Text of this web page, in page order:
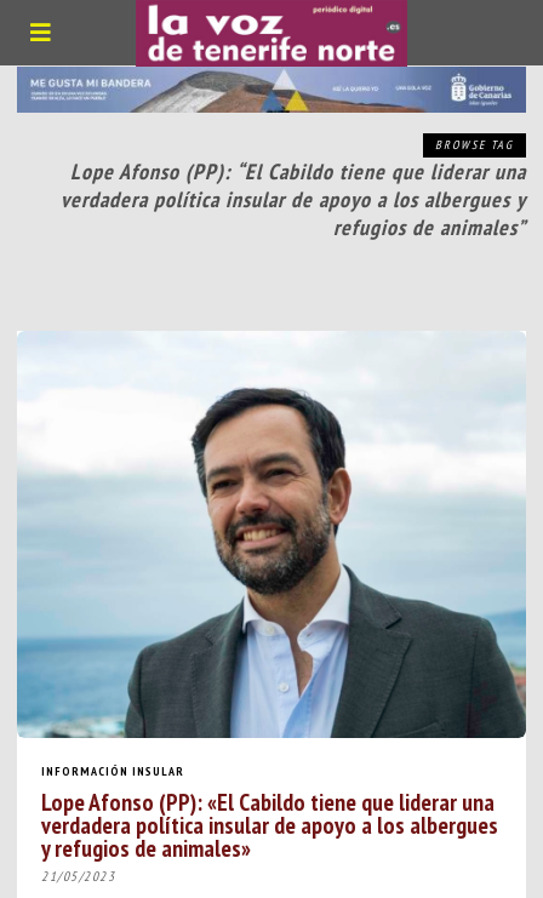
BROWSE TAG
Lope Afonso (PP): “El Cabildo tiene que liderar una
verdadera política insular de apoyo a los albergues y
refugios de animales”
INFORMACIÓN INSULAR
Lope Afonso (PP): «El Cabildo tiene que liderar una
verdadera política insular de apoyo a los albergues
y refugios de animales»
21/05/2023